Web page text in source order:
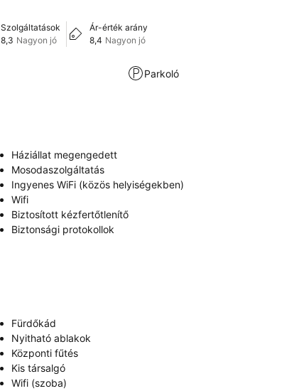
Szolgáltatások
8,3 Nagyon jó
Ár-érték arány
8,4 Nagyon jó
Parkoló
Háziállat megengedett
Mosodaszolgáltatás
Ingyenes WiFi (közös helyiségekben)
Wifi
Biztosított kézfertőtlenítő
Biztonsági protokollok
Fürdőkád
Nyitható ablakok
Központi fűtés
Kis társalgó
Wifi (szoba)